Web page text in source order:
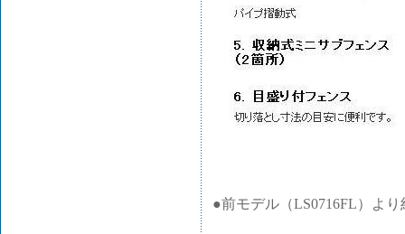
●前モデル（LS0716FL）よ